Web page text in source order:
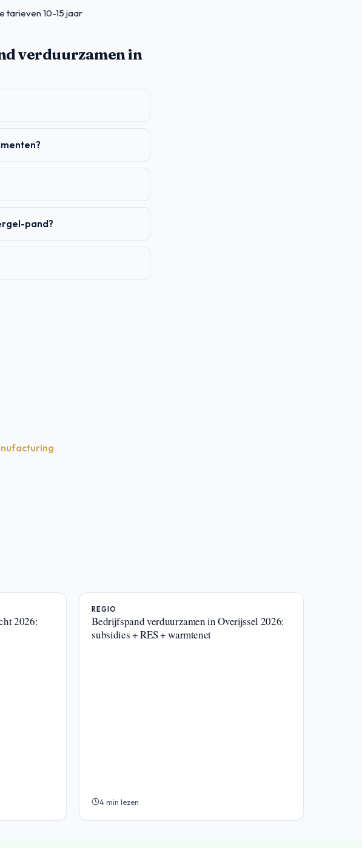
tarieven 10-15 jaar
verduurzamen in
pand?
2026:
REGIO
Bedrijfspand verduurzamen in Overijssel 2026:
subsidies + RES + warmtenet
4 min lezen